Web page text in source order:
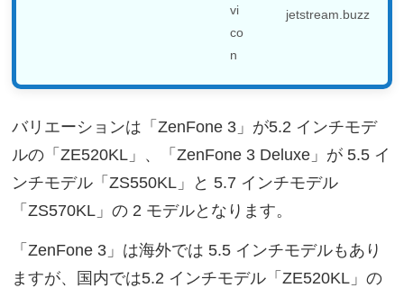
jetstream.buzz
バリエーションは「ZenFone 3」が5.2 インチモデ
ルの「ZE520KL」、「ZenFone 3 Deluxe」が 5.5 イ
ンチモデル「ZS550KL」と 5.7 インチモデル
「ZS570KL」の 2 モデルとなります。
「ZenFone 3」は海外では 5.5 インチモデルもあり
ますが、国内では5.2 インチモデル「ZE520KL」の